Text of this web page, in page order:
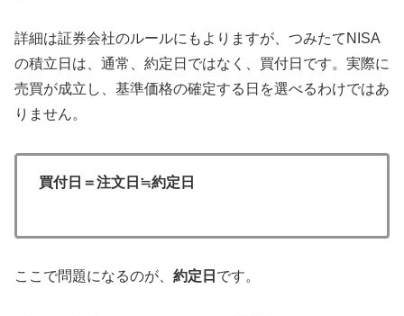
詳細は証券会社のルールにもよりますが、つみたてNISA
の積立日は、通常、約定日ではなく、買付日です。実際に
売買が成立し、基準価格の確定する日を選べるわけではあ
りません。
買付日＝注文日≒約定日
ここで問題になるのが、 約定日 です。